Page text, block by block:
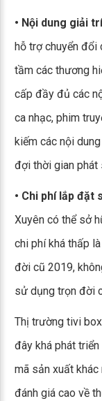
• Nội dung giải
hỗ trợ chuyển
tầm các thương
cấp đầy đủ các
ca nhạc, phim
kiếm các nội
đợi thời gian phát
• Chi phí lắp đặt
Xuyên có thể sở
chi phí khá thấp
đời cũ 2019,
sử dụng trọn đời
Thị trường tivi
đây khá phát
mã sản xuất
đánh giá cao về